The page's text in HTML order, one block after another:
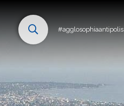
#agglosophiaantipolis